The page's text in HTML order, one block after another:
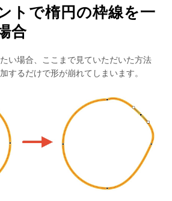
トで楕円の枠線を一
合
い場合、ここまで見ていただいた方法
するだけで形が崩れてしまいます。